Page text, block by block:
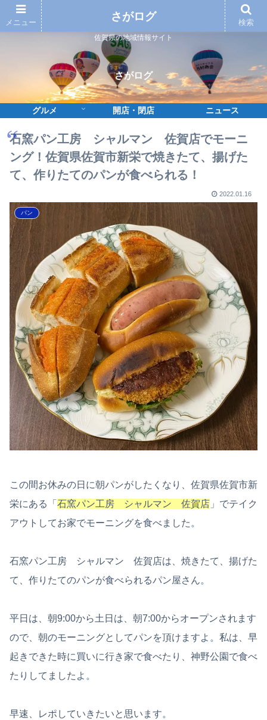
佐賀県の地域情報サイト
さがログ
グルメ 開店・閉店 ニュース
石窯パン工房 シャルマン 佐賀店でモーニ
ング！佐賀県佐賀市新栄で焼きたて、揚げた
て、作りたてのパンが食べられる！
2022.01.16
パン
この間お休みの日に朝パンがしたくなり、佐賀県佐賀市新
栄にある「 石窯パン工房 シャルマン 佐賀店 」でテイク
アウトしてお家でモーニングを食べました。
石窯パン工房 シャルマン 佐賀店は、焼きたて、揚げた
て、作りたてのパンが食べられるパン屋さん。
平日は、朝9:00から土日は、朝7:00からオープンされます
ので、朝のモーニングとしてパンを頂けますよ。私は、早
起きできた時に買いに行き家で食べたり、神野公園で食べ
たりしてましたよ。
早速、レポしていきたいと思います。
メニュー さがログ 検索